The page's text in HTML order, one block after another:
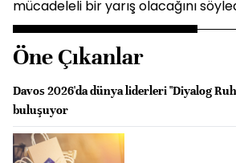
mücadeleli bir yarış olacağını
Öne Çıkanlar
Davos 2026'da dünya liderleri "Diyalog
buluşuyor